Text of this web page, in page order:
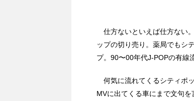
仕方ないといえば仕方ない
ップの切り売り。薬局でもシ
プ。90〜00年代J-POPの有線
何気に流れてくるシティポ
MVに出てくる車にまで文句